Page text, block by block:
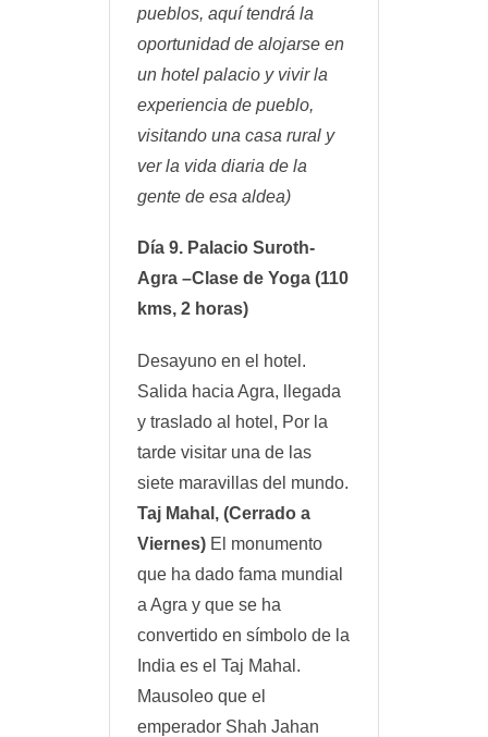
pueblos, aquí tendrá la
oportunidad de alojarse en
un hotel palacio y vivir la
experiencia de pueblo,
visitando una casa rural y
ver la vida diaria de la
gente de esa aldea)
Día 9. Palacio Suroth-
Agra –Clase de Yoga (110
kms, 2 horas)
Desayuno en el hotel.
Salida hacia Agra, llegada
y traslado al hotel, Por la
tarde visitar una de las
siete maravillas del mundo.
Taj Mahal, (Cerrado a
Viernes) El monumento
que ha dado fama mundial
a Agra y que se ha
convertido en símbolo de la
India es el Taj Mahal.
Mausoleo que el
emperador Shah Jahan